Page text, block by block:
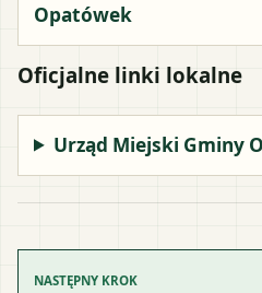
Opatówek
Oficjalne linki lokalne
Urząd Miejski Gminy
NASTĘPNY KROK